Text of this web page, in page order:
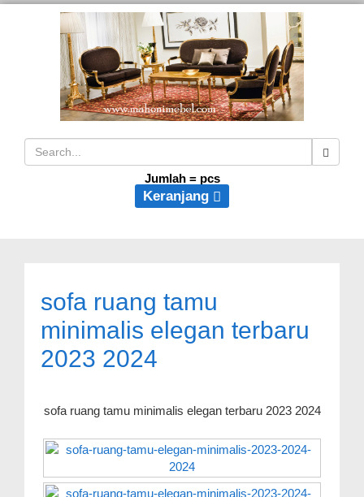
Jumlah = pcs
Keranjang
sofa ruang tamu
minimalis elegan terbaru
2023 2024
sofa ruang tamu minimalis elegan terbaru 2023 2024